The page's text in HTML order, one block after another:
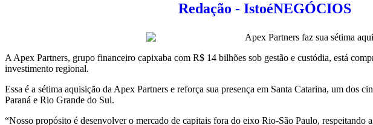
Redação - IstoéNEGÓCIOS
A Apex Partners, grupo financeiro capixaba com R$ 14 bilhões sob gestão e custódia, está
investimento regional.
Essa é a sétima aquisição da Apex Partners e reforça sua presença em Santa Catarina, um dos
Paraná e Rio Grande do Sul.
“Nosso propósito é desenvolver o mercado de capitais fora do eixo Rio-São Paulo,